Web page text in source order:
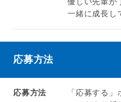
一緒に成長し
応募方法
応募方法
「応募する」